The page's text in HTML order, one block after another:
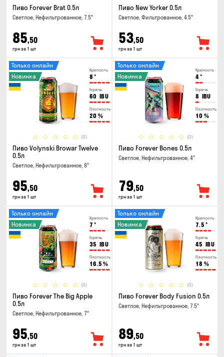
Пиво Forever Brat 0.5л
Светлое, Нефильтрованное, 7.5°
85,50
грн за 1 шт
Пиво New Yorker 0.5л
Светлое, Фильтрованное, 4.5°
53,50
грн за 1 шт
Крепость
8 °
Горечь
60 IBU
Плотность
20 %
(0)
Только онлайн
Новинка
Пиво Volynski Browar Twelve
0.5л
Светлое, Нефильтрованное, 8°
95,50
грн за 1 шт
Крепость
4°
Горечь
8 IBU
Плотность
10 %
(0)
Только онлайн
Новинка
Пиво Forever Bones 0.5л
Светлое, Нефильтрованное, 4°
79,50
грн за 1 шт
Крепость
7 °
Горечь
35 IBU
Плотность
16.5 %
(0)
Только онлайн
Новинка
Пиво Forever The Big Apple
0.5л
Светлое, Нефильтрованное, 7°
95,50
грн за 1 шт
Крепость
7.5 °
Горечь
45 IBU
Плотность
18 %
(0)
Только онлайн
Новинка
Пиво Forever Body Fusion 0.5л
Светлое, Нефильтрованное, 7.5°
89,50
грн за 1 шт